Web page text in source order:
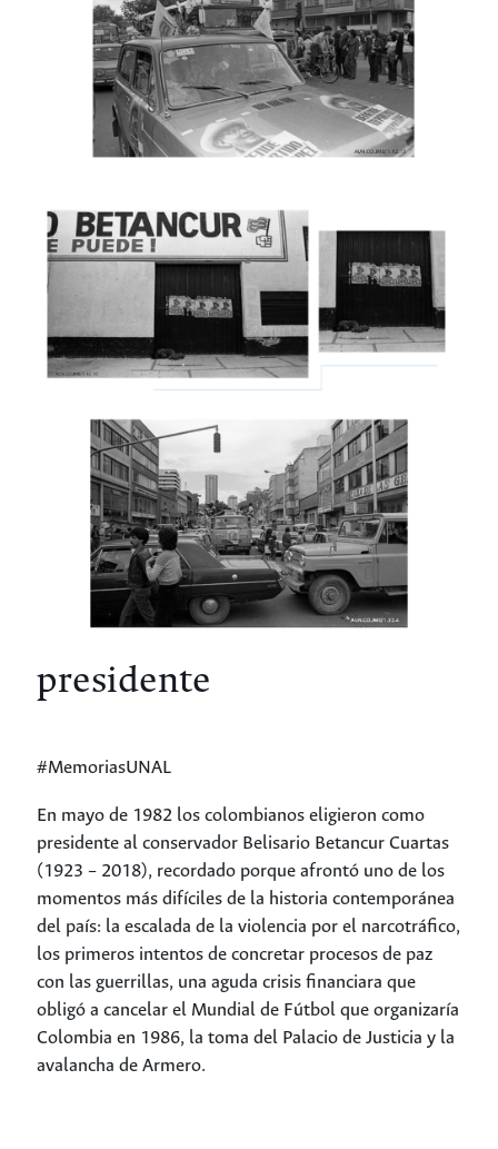
presidente
#MemoriasUNAL
En mayo de 1982 los colombianos eligieron como
presidente al conservador Belisario Betancur Cuartas
(1923 – 2018), recordado porque afrontó uno de los
momentos más difíciles de la historia contemporánea
del país: la escalada de la violencia por el narcotráfico,
los primeros intentos de concretar procesos de paz
con las guerrillas, una aguda crisis financiara que
obligó a cancelar el Mundial de Fútbol que organizaría
Colombia en 1986, la toma del Palacio de Justicia y la
avalancha de Armero.